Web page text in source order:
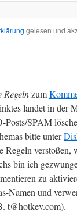
gelesen und
Regelnzum
landet in der
Posts/SPAM
bitte unter
Regeln verstoßen,
bin ich
zu
Namen und
t@hotkev.com).